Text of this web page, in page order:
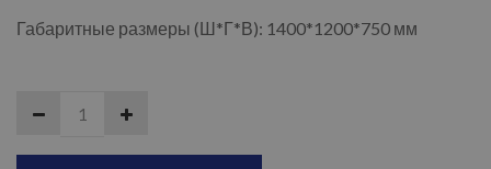
Габаритные размеры (Ш*Г*В): 1400*1200*750 мм